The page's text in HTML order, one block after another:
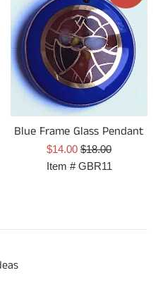
Blue Frame Glass Pendant
Prix
réduit
$14.00 Prix
régulier
$18.00
Item #GBR11